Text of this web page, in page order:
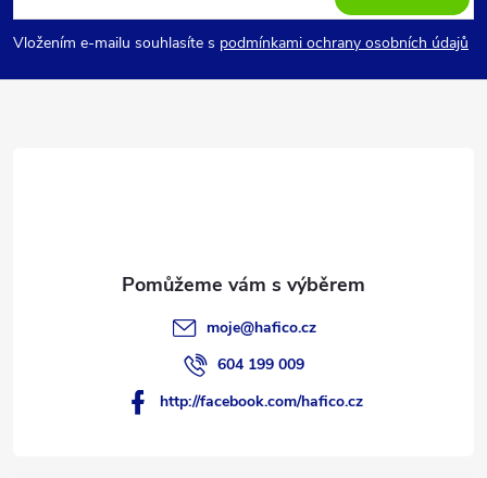
p
a
Vložením e-mailu souhlasíte s podmínkami ochrany osobních údajů
moje@hafico.cz
604 199 009
http://facebook.com/hafico.cz